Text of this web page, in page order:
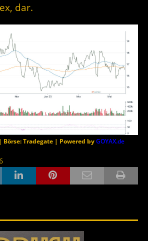
dar.
Tradegate | Powered byGOYAX.de